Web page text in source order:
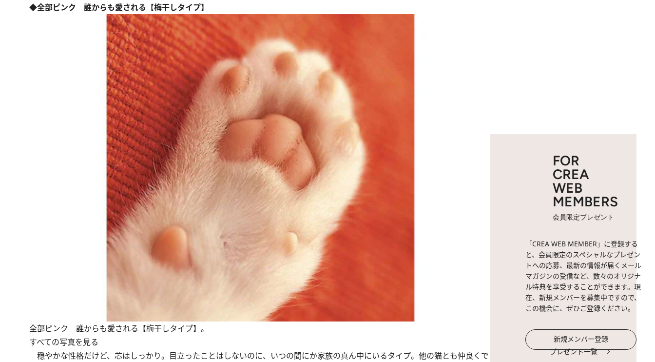
◆全部ピンク 誰からも愛される【梅干しタイプ】
全部ピンク 誰からも愛される【梅干しタイプ】。
すべての写真を見る
穏やかな性格だけど、芯はしっかり。目立ったことはしないのに、いつの間にか家族の真ん中にいるタイプ。他の猫とも仲良くで
FOR
CREA
WEB
MEMBERS
会員限定プレゼント
「CREA WEB MEMBER」に登録する
と、会員限定のスペシャルなプレゼン
トへの応募、最新の情報が届くメール
マガジンの受信など、数々のオリジナ
ル特典を享受することができます。現
在、新規メンバーを募集中ですので、
この機会に、ぜひご登録ください。
新規メンバー登録
プレゼント一覧